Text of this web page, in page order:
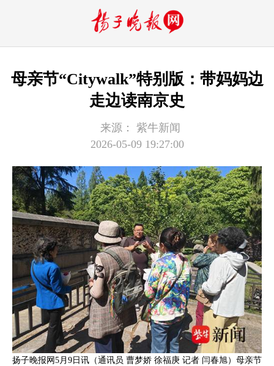
母亲节“Citywalk”特别版：带妈妈边
走边读南京史
来源：
紫牛新闻
2026-05-09 19:27:00
扬子晚报网5月9日讯（通讯员 曹梦娇 徐福庚 记者 闫春旭）母亲节